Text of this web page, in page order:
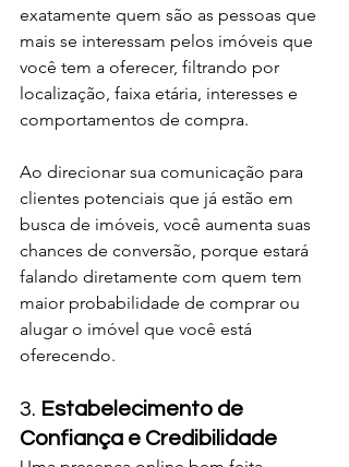
exatamente quem são as pessoas que
mais se interessam pelos imóveis que
você tem a oferecer, filtrando por
localização, faixa etária, interesses e
comportamentos de compra.
Ao direcionar sua comunicação para
clientes potenciais que já estão em
busca de imóveis, você aumenta suas
chances de conversão, porque estará
falando diretamente com quem tem
maior probabilidade de comprar ou
alugar o imóvel que você está
oferecendo.
3. Estabelecimento de
Confiança e Credibilidade